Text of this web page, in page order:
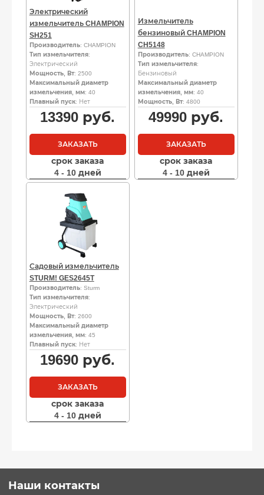
Электрический
измельчитель CHAMPION
SH251
Производитель: CHAMPION
Тип измельчителя:
Электрический
Мощность, Вт: 2500
Максимальный диаметр
измельчения, мм: 40
Плавный пуск: Нет
13390 руб.
ЗАКАЗАТЬ
срок заказа
4 - 10 дней
Измельчитель
бензиновый CHAMPION
CH5148
Производитель: CHAMPION
Тип измельчителя:
Бензиновый
Максимальный диаметр
измельчения, мм: 40
Мощность, Вт: 4800
49990 руб.
ЗАКАЗАТЬ
срок заказа
4 - 10 дней
Садовый измельчитель
STURM! GES2645T
Производитель: Sturm
Тип измельчителя:
Электрический
Мощность, Вт: 2600
Максимальный диаметр
измельчения, мм: 45
Плавный пуск: Нет
19690 руб.
ЗАКАЗАТЬ
срок заказа
4 - 10 дней
Наши контакты